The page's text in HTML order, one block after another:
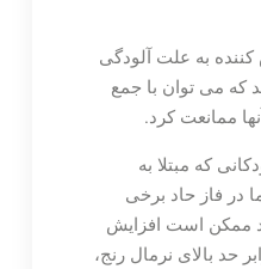
به علت آلودگی
که می توان با جمع
ممانعت کرد.
که مبتلا به
در فاز حاد برخی
ممکن است افزایش
حد بالای نرمال رنج،